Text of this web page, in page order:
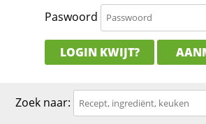
Paswoord
LOGIN KWIJT?
Zoek naar: